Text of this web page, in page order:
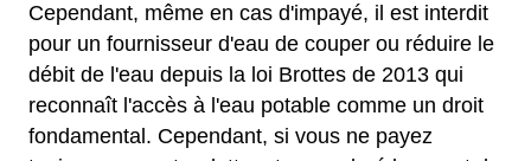
Cependant, même en cas d'impayé, il est interdit
pour un fournisseur d'eau de couper ou réduire le
débit de l'eau depuis la loi Brottes de 2013 qui
reconnaît l'accès à l'eau potable comme un droit
fondamental. Cependant, si vous ne payez